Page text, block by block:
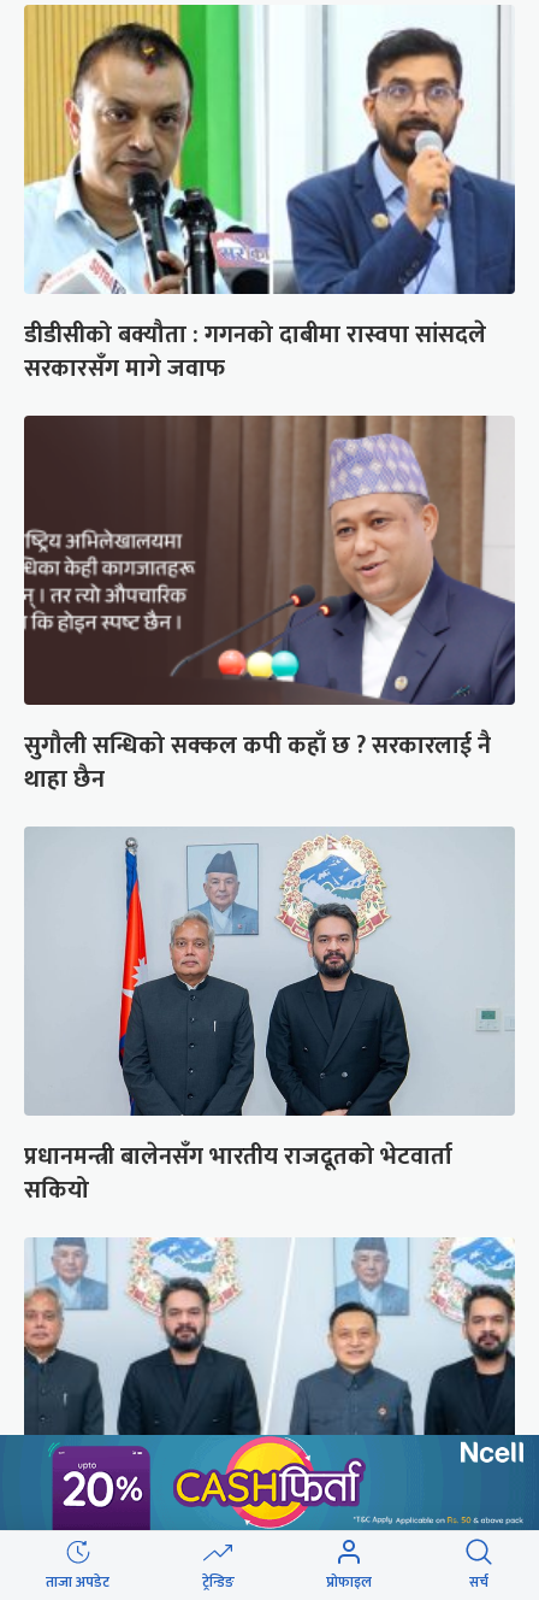
डीडीसीको बक्यौता : गगनको दाबीमा रास्वपा सांसदले
सरकारसँग मागे जवाफ
सुगौली सन्धिको सक्कल कपी कहाँ छ ? सरकारलाई नै
थाहा छैन
प्रधानमन्त्री बालेनसँग भारतीय राजदूतको भेटवार्ता
सकियो
बालेनले लगाए कूटनीतिक प्रोटोकलको अडानमा ब्रेक
ताजा अपडेट ट्रेन्डिङ प्रोफाइल सर्च